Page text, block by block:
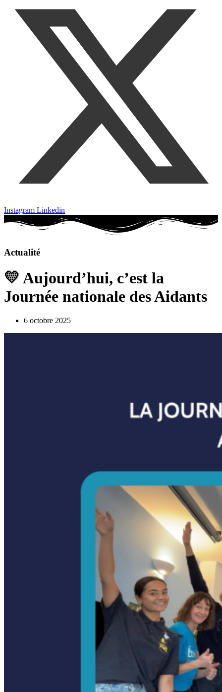
Instagram Linkedin
Actualité
💛 Aujourd’hui, c’est la
Journée nationale des Aidants
6 octobre 2025